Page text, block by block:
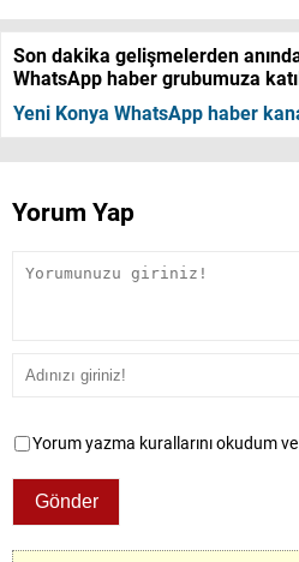
Son dakika gelişmelerden
WhatsApp haber grubumuza
Yeni Konya WhatsApp haber
Yorum Yap
Yorum yazma kurallarını okudum